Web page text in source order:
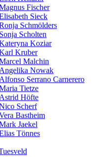
Fischer
Sieck
Schmölders
Sonja Scholten
Koziar
Kruber
Malchin
Angelika Nowak
Alfonso Serrano Carnerero
Tietze
Astrid Höfte
Scherf
Bastheim
Jaekel
Tönnes